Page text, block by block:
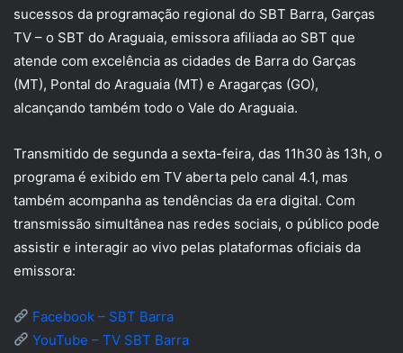
sucessos da programação regional do SBT Barra, Garças
TV – o SBT do Araguaia, emissora afiliada ao SBT que
atende com excelência as cidades de Barra do Garças
(MT), Pontal do Araguaia (MT) e Aragarças (GO),
alcançando também todo o Vale do Araguaia.
Transmitido de segunda a sexta-feira, das 11h30 às 13h, o
programa é exibido em TV aberta pelo canal 4.1, mas
também acompanha as tendências da era digital. Com
transmissão simultânea nas redes sociais, o público pode
assistir e interagir ao vivo pelas plataformas oficiais da
emissora:
Facebook – SBT Barra
YouTube – TV SBT Barra